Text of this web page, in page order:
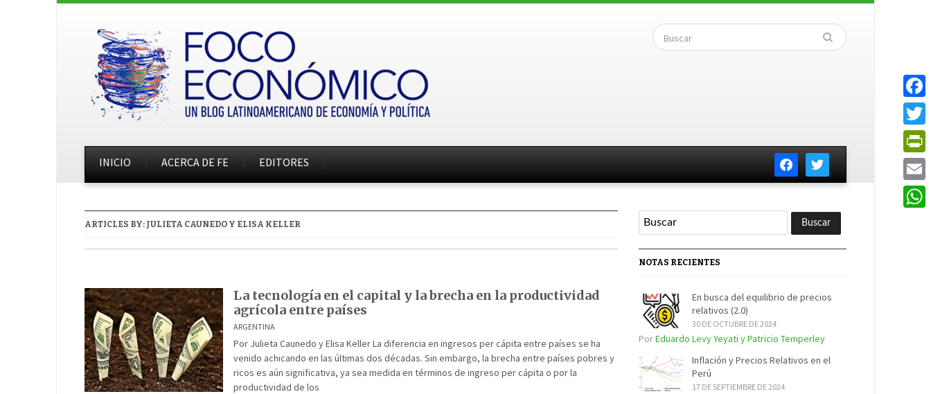
facebooktwitter
INICIO ACERCA DE FE EDITORES
ARTICLES BY: JULIETA CAUNEDO Y ELISA KELLER
La tecnología en el capital y la brecha en la productividad
agrícola entre países
ARGENTINA
Por Julieta Caunedo y Elisa Keller La diferencia en ingresos per cápita entre países se ha
venido achicando en las últimas dos décadas. Sin embargo, la brecha entre países pobres y
ricos es aún significativa, ya sea medida en términos de ingreso per cápita o por la
productividad de los
NOTAS RECIENTES
En busca del equilibrio de precios
relativos (2.0)
30 DE OCTUBRE DE 2024
PorEduardo Levy Yeyati y Patricio Temperley
Inflación y Precios Relativos en el
Perú
17 DE SEPTIEMBRE DE 2024
Email